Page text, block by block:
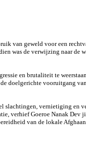
van geweld voor een
was de verwijzing naar de
en brutaliteit te
doelgerichte vooruitgang
vernietiging en
verhief Goeroe Nanak
van de lokale